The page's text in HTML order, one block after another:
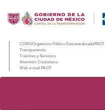
CDMX/Organismo Público Descentralizado/PAOT
Transparencia
Trámites y Servicios
Atención Ciudadana
Web e-mail PAOT